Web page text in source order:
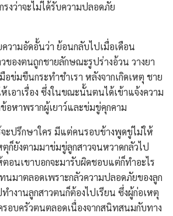
งว่าจะไม่ได้รับความปลอดภัย
ความอัดอั้นว่า ย้อนกลับไปเมื่อเดือน
ของตนถูกชายลักษณะรูปร่างอ้วน วางยา
อข่มขืนกระทำชำเรา หลังจากเกิดเหตุ ชาย
เอาเรื่อง ซึ่งในขณะนั้นตนได้เข้าแจ้งความ
อหาพรากผู้เยาว์และข่มขู่คุกคาม
ะปรึกษาใคร มีแต่คนรอบข้างพูดขู่ไม่ให้
ตุก็ยังตามมาข่มขู่ลูกสาวจนหวาดกลัวไป
อนเขาบอกจะมารับผิดชอบแต่ก็ทำอะไร
นมาตลอดเพราะกลัวความปลอดภัยของลูก
ำงานลูกสาวตนก็ต้องไปเรียน ซึ่งผู้ก่อเหตุ
อบครัวตนตลอดเนื่องจากสนิทสนมกับทาง